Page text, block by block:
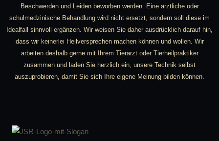
Beschwerden und Leiden beworben werden. Eine ärztliche oder
schulmedzinische Behandlung wird nicht ersetzt, sondern soll diese im
Idealfall sinnvoll ergänzen. Wir weisen Sie daher ausdrücklich darauf hin,
dass wir keinerlei Heilversprechen machen können und wollen. Wir
arbeiten deshalb gerne mit Ihrem Tierarzt oder Tierheilpraktiker
zusammen und laden Sie herzlich ein, unsere Technik selbst
auszuprobieren, damit Sie sich Ihre eigene Meinung bilden können.